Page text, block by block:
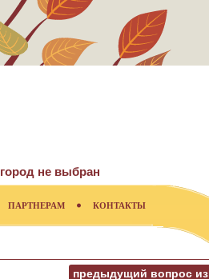
город не выбран
ПАРТНЕРАМ КОНТАКТЫ
предыдущий вопрос из